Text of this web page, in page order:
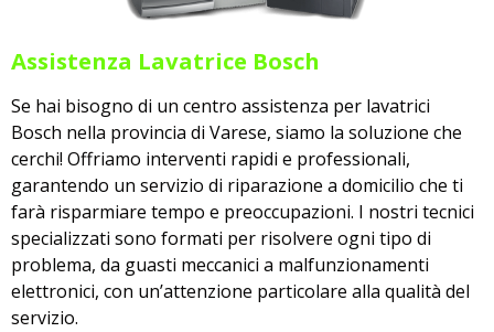
Assistenza Lavatrice Bosch
Se hai bisogno di un centro assistenza per lavatrici
Bosch nella provincia di Varese, siamo la soluzione che
cerchi! Offriamo interventi rapidi e professionali,
garantendo un servizio di riparazione a domicilio che ti
farà risparmiare tempo e preoccupazioni. I nostri tecnici
specializzati sono formati per risolvere ogni tipo di
problema, da guasti meccanici a malfunzionamenti
elettronici, con un’attenzione particolare alla qualità del
servizio.